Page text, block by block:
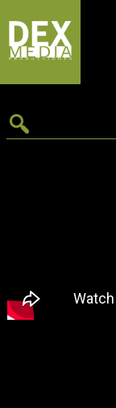
contenido